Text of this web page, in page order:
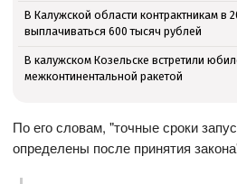
В Калужской области контрактникам в
выплачиваться 600 тысяч рублей
В калужском Козельске встретили
межконтинентальной ракетой
По его словам, "точные сроки
определены после принятия